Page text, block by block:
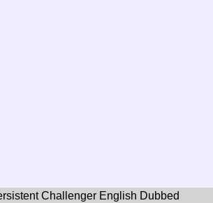
Challenger English Dubbed